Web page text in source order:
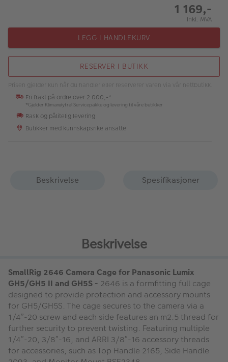
Inspirasjon
Butikkoversikt
1 169,-
Inkl. MVA
LEGG I HANDLEKURV
RESERVER I BUTIKK
Prisen gjelder kun når du handler eller reserverer varen via vår nettbutikk.
Fri frakt på ordre over 2 000,-*
*Gjelder Klimanøytral Servicepakke og levering til våre butikker
Rask og pålitelig levering
Butikker med kunnskapsrike ansatte
Beskrivelse Spesifikasjoner
Beskrivelse
SmallRig 2646 Camera Cage for Panasonic Lumix
GH5/GH5 II and GH5S - 2646 is a formfitting full cage
designed to provide protection and accessory mounts
for GH5/GH5S. The cage secures to the camera via a
1/4”-20 screw and each side features an m2.5 thread for
further security to prevent twisting. Featuring multiple
1/4”-20, 3/8”-16, and ARRI 3/8”-16 accessory threads
for accessories, such as Top Handle 2165, Side Handle